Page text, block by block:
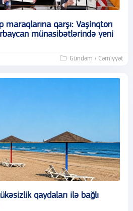
maraqlarına qarşı: Vaşinqton
münasibətlərində yeni
Gündəm / Cəmiyyət
qaydaları ilə bağlı